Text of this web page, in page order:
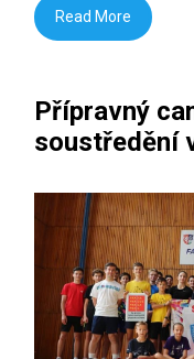
Read More
Přípravný
soustředění